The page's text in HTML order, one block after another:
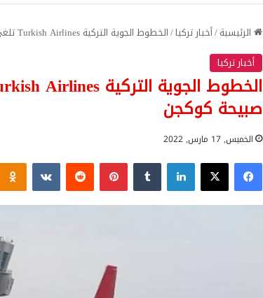
الرئيسية/أخبار تركيا/الخطوط الجوية التركية Turkish Airlines تلغي رحلاتها من وإلى مطار صبيحة كوكجن
أخبار تركيا
صبيحة كوكجن
الخميس, 17 مارس, 2022
فيسبوك‫X لينكدإن بينتيريست